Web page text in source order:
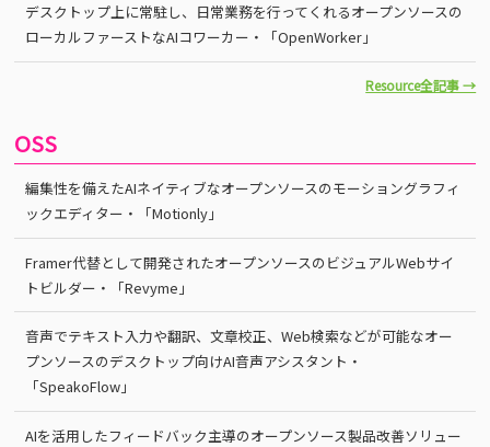
デスクトップ上に常駐し、日常業務を行ってくれるオープンソースの
ローカルファーストなAIコワーカー・「OpenWorker」
Resource全記事 →
OSS
編集性を備えたAIネイティブなオープンソースのモーショングラフィ
ックエディター・「Motionly」
Framer代替として開発されたオープンソースのビジュアルWebサイ
トビルダー・「Revyme」
音声でテキスト入力や翻訳、文章校正、Web検索などが可能なオー
プンソースのデスクトップ向けAI音声アシスタント・
「SpeakoFlow」
AIを活用したフィードバック主導のオープンソース製品改善ソリュー